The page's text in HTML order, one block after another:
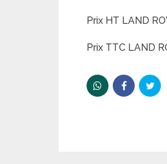
Prix HT LAND
Prix TTC LAND